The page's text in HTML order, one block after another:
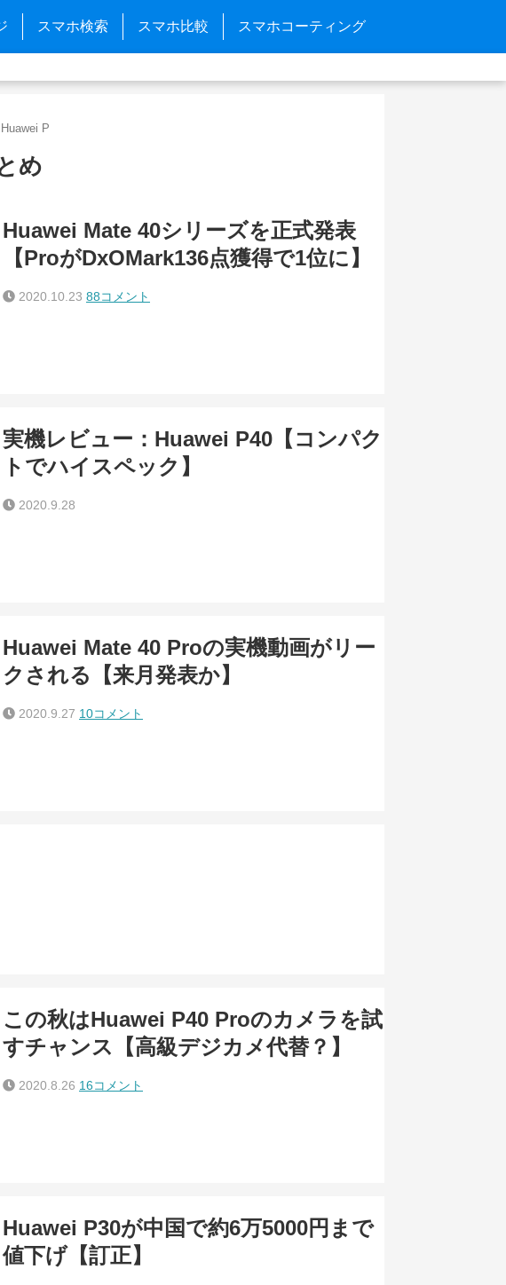
スマホ検索 スマホ比較 スマホコーティング
Huawei P
め
Huawei Mate 40シリーズを正式発表
【ProがDxOMark136点獲得で1位に】
2020.10.23 88コメント
実機レビュー：Huawei P40【コンパク
トでハイスペック】
2020.9.28
Huawei Mate 40 Proの実機動画がリー
クされる【来月発表か】
2020.9.27 10コメント
この秋はHuawei P40 Proのカメラを試
すチャンス【高級デジカメ代替？】
2020.8.26 16コメント
Huawei P30が中国で約6万5000円まで
値下げ【訂正】